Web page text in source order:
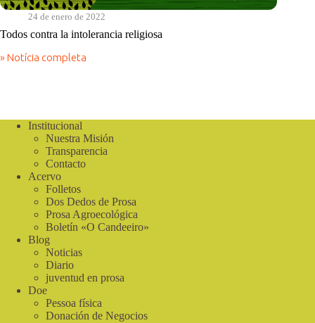
24 de enero de 2022
Todos contra la intolerancia religiosa
» Notícia completa
Todos
Institucional
Nuestra Misión
Transparencia
Contacto
Acervo
Folletos
Dos Dedos de Prosa
Prosa Agroecológica
Boletín «O Candeeiro»
Blog
Noticias
Diario
juventud en prosa
Doe
Pessoa física
Donación de Negocios